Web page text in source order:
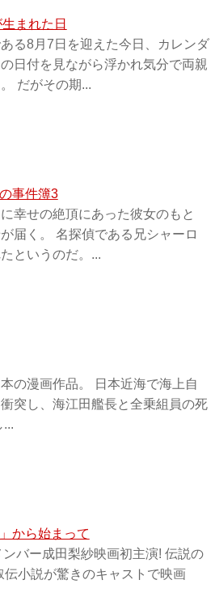
まれた日
る8月7日を迎えた今日、カレンダ
日付を見ながら浮かれ気分で両親
だがその期...
事件簿3
幸せの絶頂にあった彼女のもと
届く。 名探偵である兄シャーロ
というのだ。...
の漫画作品。 日本近海で海上自
突し、海江田艦長と全乗組員の死
...
から始まって
バー成田梨紗映画初主演! 伝説の
小説が驚きのキャストで映画